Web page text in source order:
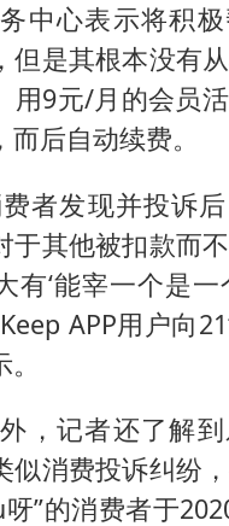
中心表示将积
但是其根本没有
用9元/月的会员
后自动续费。
者发现并投诉
于其他被扣款而
有‘能宰一个是一
APP用户向
，记者还了解
似消费投诉纠纷
”的消费者于